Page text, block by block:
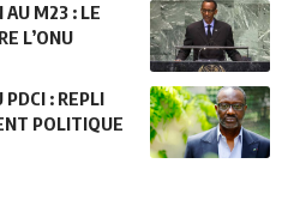
AU M23 : LE
L’ONU
PDCI : REPLI
POLITIQUE